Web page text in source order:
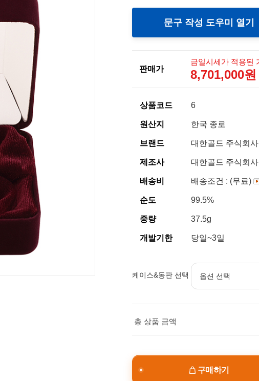
문구 작성 도우미 열기
판매가
금일시세가 적용된
8,701,000원
상품코드 6
원산지 한국 종로
브랜드 대한골드 주식회사
제조사 대한골드 주식회사
배송비 배송조건 : (무료)
순도 99.5%
중량 37.5g
개발기한 당일~3일
케이스&동판 선택
총 상품 금액
구매하기